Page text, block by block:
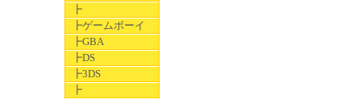
┣
┣ゲームボーイ
┣GBA
┣DS
┣3DS
┣